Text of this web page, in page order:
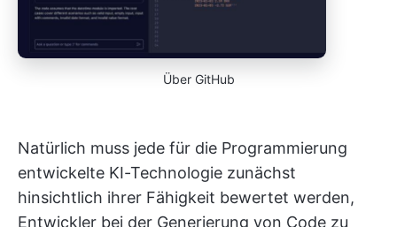
Über GitHub
Natürlich muss jede für die Programmierung
entwickelte KI-Technologie zunächst
hinsichtlich ihrer Fähigkeit bewertet werden,
Entwickler bei der Generierung von Code zu